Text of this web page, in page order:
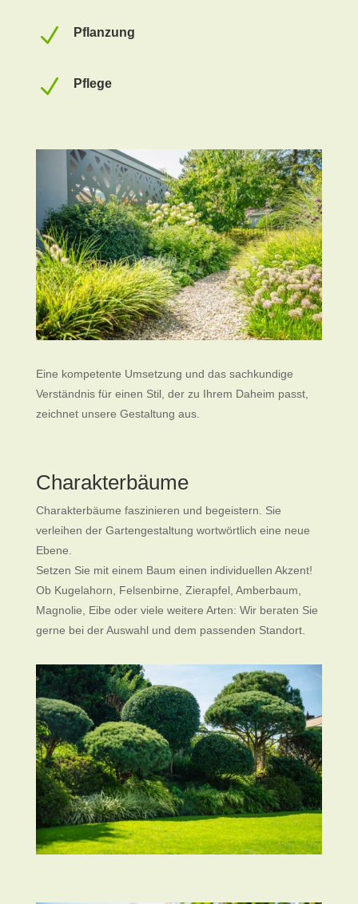
N Pflanzung
N Pflege
Eine kompetente Umsetzung und das sachkundige
Verständnis für einen Stil, der zu Ihrem Daheim passt,
zeichnet unsere Gestaltung aus.
Charakterbäume
Charakterbäume faszinieren und begeistern. Sie
verleihen der Gartengestaltung wortwörtlich eine neue
Ebene.
Setzen Sie mit einem Baum einen individuellen Akzent!
Ob Kugelahorn, Felsenbirne, Zierapfel, Amberbaum,
Magnolie, Eibe oder viele weitere Arten: Wir beraten Sie
gerne bei der Auswahl und dem passenden Standort.